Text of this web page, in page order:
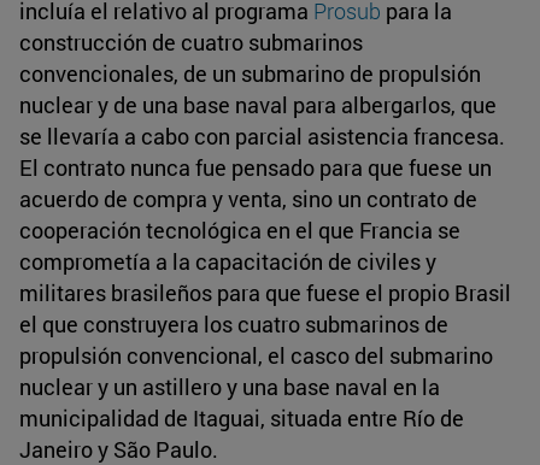
incluía el relativo al programa Prosub para la
construcción de cuatro submarinos
convencionales, de un submarino de propulsión
nuclear y de una base naval para albergarlos, que
se llevaría a cabo con parcial asistencia francesa.
El contrato nunca fue pensado para que fuese un
acuerdo de compra y venta, sino un contrato de
cooperación tecnológica en el que Francia se
comprometía a la capacitación de civiles y
militares brasileños para que fuese el propio Brasil
el que construyera los cuatro submarinos de
propulsión convencional, el casco del submarino
nuclear y un astillero y una base naval en la
municipalidad de Itaguai, situada entre Río de
Janeiro y São Paulo.